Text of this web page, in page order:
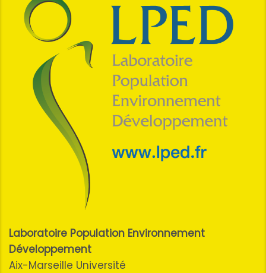
Laboratoire Population Environnement
Développement
Aix-Marseille Université